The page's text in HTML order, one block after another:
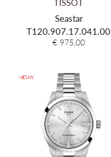
Seastar
T120.907.17.041.00
€ 975,00